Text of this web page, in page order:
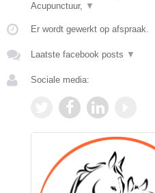
Acupunctuur, ▼
Er wordt gewerkt op afspraak.
Laatste facebook posts ▼
Sociale media: